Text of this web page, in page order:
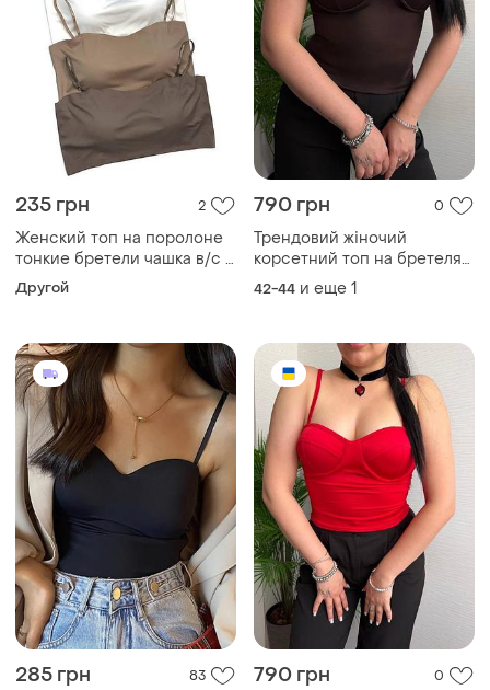
235 грн 2
Женский топ на поролоне
тонкие бретели чашка в/с 4
цвета
Другой
790 грн 0
Трендовий жіночий
корсетний топ на бретелях
з чашками обтягуючий
позаду зі шнурівкою
42-44 и еще 1
285 грн 83 790 грн 0